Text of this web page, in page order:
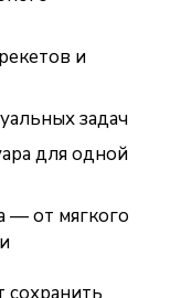
и
задач
для одной
— от мягкого